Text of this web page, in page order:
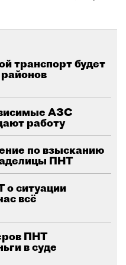
транспорт будет
АЗС
работу
по взысканию
ПНТ
о ситуации
всё
ПНТ
в суде